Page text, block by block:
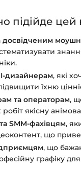
підійде цей
досвідченим
дизайнерам, які
їхню
та операторам,
якісну
SMM-фахівцям,
що
, що
графіку для